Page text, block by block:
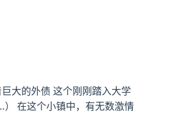
大的外债 这个刚刚踏入大学
在这个小镇中，有无数激情